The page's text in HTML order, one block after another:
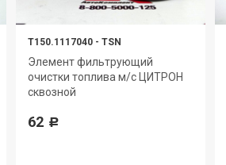
Т150.1117040 - TSN
Элемент фильтрующий
очистки топлива м/с ЦИТРОН
сквозной
62 Р